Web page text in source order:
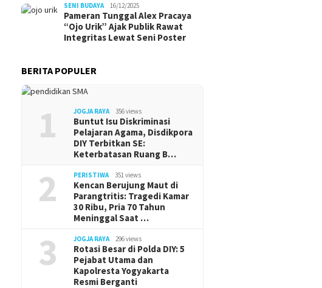
SENI BUDAYA 16/12/2025
Pameran Tunggal Alex Pracaya
“Ojo Urik” Ajak Publik Rawat
Integritas Lewat Seni Poster
BERITA POPULER
1 JOGJA RAYA 356 views
Buntut Isu Diskriminasi
Pelajaran Agama, Disdikpora
DIY Terbitkan SE:
Keterbatasan Ruang B…
2 PERISTIWA 351 views
Kencan Berujung Maut di
Parangtritis: Tragedi Kamar
30 Ribu, Pria 70 Tahun
Meninggal Saat …
3 JOGJA RAYA 296 views
Rotasi Besar di Polda DIY: 5
Pejabat Utama dan
Kapolresta Yogyakarta
Resmi Berganti